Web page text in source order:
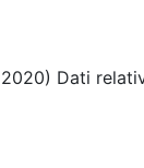
Dati